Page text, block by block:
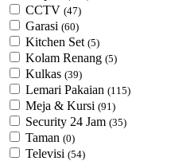
CCTV (47)
Garasi (60)
Kitchen Set (5)
Kolam Renang (5)
Kulkas (39)
Lemari Pakaian (115)
Meja & Kursi (91)
Security 24 Jam (35)
Taman (0)
Televisi (54)